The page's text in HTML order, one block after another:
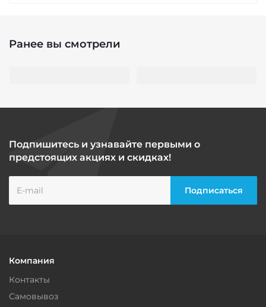
Ранее вы смотрели
Подпишитесь и узнавайте первыми о
предстоящих акциях и скидках!
Компания
Контакты
Самовывоз